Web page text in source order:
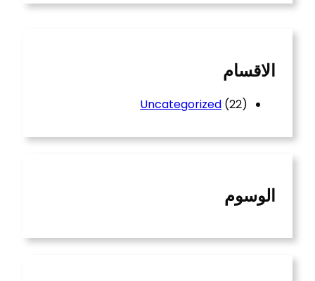
الاقسام
Uncategorized (22)
الوسوم